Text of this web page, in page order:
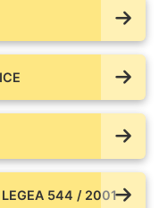
LEGEA 544 / 2001